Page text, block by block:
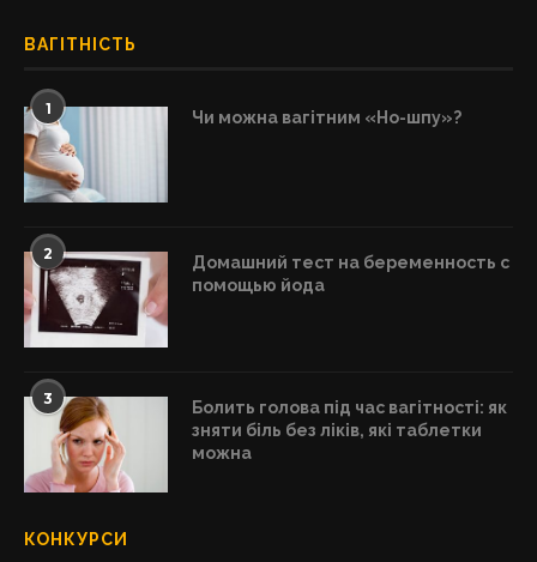
ВАГІТНІСТЬ
1 Чи можна вагітним «Но-шпу»?
2
Домашний тест на беременность с
помощью йода
3
Болить голова під час вагітності: як
зняти біль без ліків, які таблетки
можна
КОНКУРСИ